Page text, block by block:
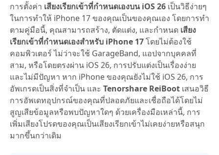
การตั้งค่า เสียงเรียกเข้าที่กำหนดเองบน iOS 26 เป็นวิธีง่ายๆ
ในการทำให้ iPhone 17 ของคุณเป็นของคุณเอง โดยการทำ
ตามคู่มือนี้, คุณสามารถสร้าง, ตัดแต่ง, และกำหนด เสียง
เรียกเข้าที่กำหนดเองสำหรับ iPhone 17โดยไม่ต้องใช้
คอมพิวเตอร์ ไม่ว่าจะใช้ GarageBand, แอปจากบุคคลที่
สาม, หรือโดยตรงผ่าน iOS 26, การปรับแต่งเป็นเรื่องง่าย
และไม่มีปัญหา หาก iPhone ของคุณยังไม่ใช้ iOS 26, การ
อัพเกรดเป็นสิ่งที่จำเป็น และ Tenorshare ReiBoot เสนอวิธี
การอัพเดทอุปกรณ์ของคุณที่ปลอดภัยและเชื่อถือได้โดยไม่
สูญเสียข้อมูลหรือพบปัญหาใดๆ ด้วยเครื่องมือเหล่านี้, การ
เพิ่มเสียงโปรดของคุณเป็นเสียงเรียกเข้าไม่เคยง่ายหรือสนุก
มากขึ้นกว่าเดิม